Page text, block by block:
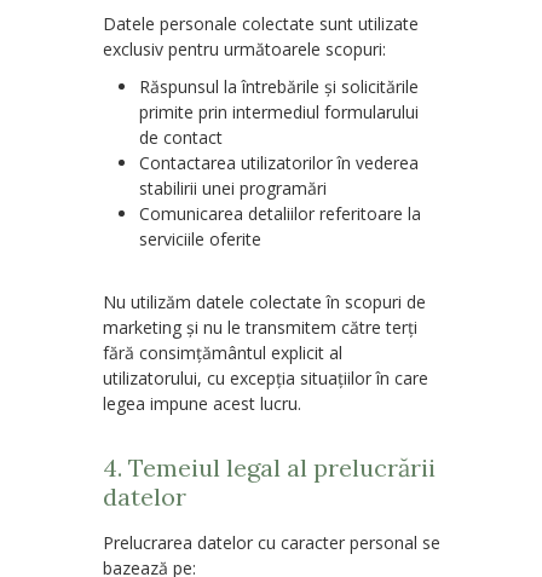
Datele personale colectate sunt utilizate
exclusiv pentru următoarele scopuri:
Răspunsul la întrebările și solicitările
primite prin intermediul formularului
de contact
Contactarea utilizatorilor în vederea
stabilirii unei programări
Comunicarea detaliilor referitoare la
serviciile oferite
Nu utilizăm datele colectate în scopuri de
marketing și nu le transmitem către terți
fără consimțământul explicit al
utilizatorului, cu excepția situațiilor în care
legea impune acest lucru.
4. Temeiul legal al prelucrării
datelor
Prelucrarea datelor cu caracter personal se
bazează pe: